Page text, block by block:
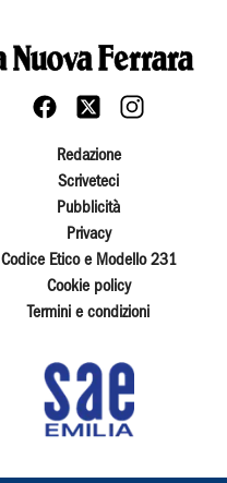
Redazione
Scriveteci
Pubblicità
Privacy
Codice Etico e Modello 231
Cookie policy
Termini e condizioni